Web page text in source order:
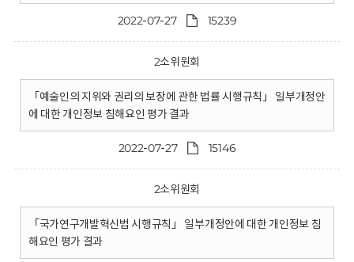
2022-07-27 15239
2소위원회
「예술인의 지위와 권리의 보장에 관한 법률 시행규칙」 일부개정안
에 대한 개인정보 침해요인 평가 결과
2022-07-27 15146
2소위원회
「국가연구개발혁신법 시행규칙」 일부개정안에 대한 개인정보 침
해요인 평가 결과